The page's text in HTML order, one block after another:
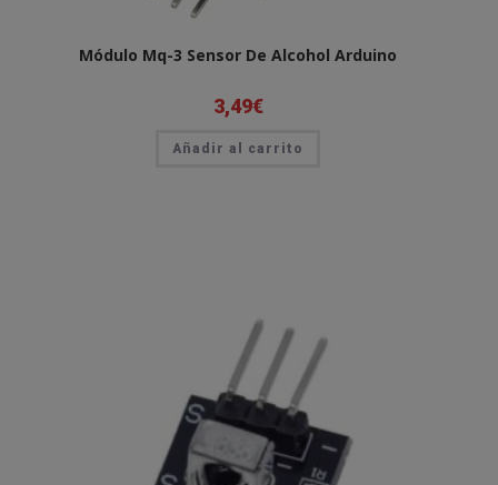
Módulo Mq-3 Sensor De Alcohol Arduino
3,49€
Añadir al carrito